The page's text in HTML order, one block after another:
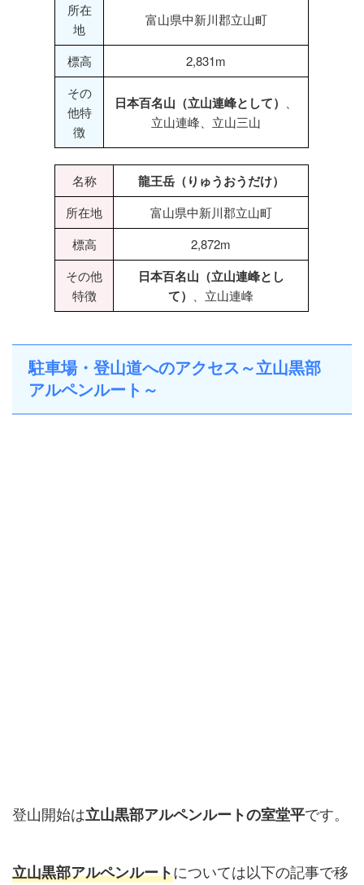
所在
地
富山県中新川郡立山町
標高
2,831m
その
他特
徴
日本百名山（立山連峰として） 、
立山連峰、立山三山
名称 龍王岳（りゅうおうだけ）
所在地
富山県中新川郡立山町
標高
2,872m
その他
特徴
日本百名山（立山連峰とし
て） 、立山連峰
駐車場・登山道へのアクセス～立山黒部
アルペンルート～
登山開始は立山黒部アルペンルートの室堂平です。
立山黒部アルペンルートについては以下の記事で移